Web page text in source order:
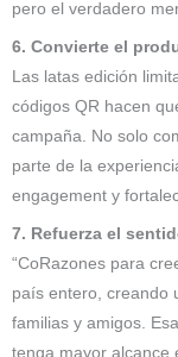
pero el verdadero
6. Convierte el
Las latas edición
códigos QR hacen
campaña. No solo
parte de la
engagement y
7. Refuerza el
“CoRazones para
país entero, creando
familias y amigos.
tenga mayor alcance